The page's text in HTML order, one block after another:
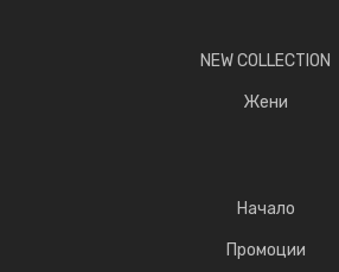
NEW COLLECTION
Жени
Начало
Промоции